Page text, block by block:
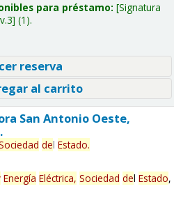
para préstamo: Signatura
(1).
reserva
al carrito
San Antonio Oeste,
del Estado.
Energía Eléctrica, Sociedad del Estado,